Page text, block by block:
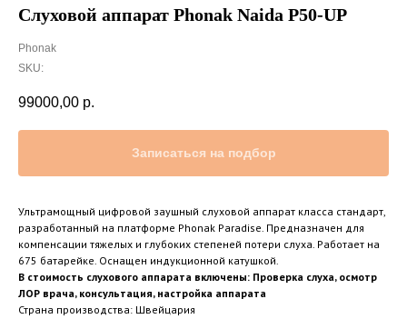
Слуховой аппарат Phonak Naida P50-UP
Phonak
SKU:
99000,00 р.
Записаться на подбор
Ультрамощный цифровой заушный слуховой аппарат класса стандарт,
разработанный на платформе Phonak Paradise. Предназначен для
компенсации тяжелых и глубоких степеней потери слуха. Работает на
675 батарейке. Оснащен индукционной катушкой.
В стоимость слухового аппарата включены: Проверка слуха, осмотр
ЛОР врача, консультация, настройка аппарата
Страна производства: Швейцария